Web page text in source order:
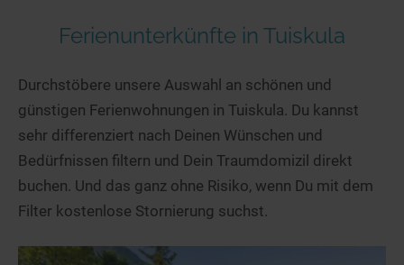
Ferienunterkünfte in Tuiskula
Durchstöbere unsere Auswahl an schönen und
günstigen Ferienwohnungen in Tuiskula. Du kannst
sehr differenziert nach Deinen Wünschen und
Bedürfnissen filtern und Dein Traumdomizil direkt
buchen. Und das ganz ohne Risiko, wenn Du mit dem
Filter kostenlose Stornierung suchst.